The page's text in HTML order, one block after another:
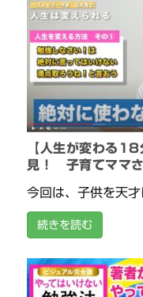
【人生が変わる
見！ 子育てママ
今回は、子供を天
続きを読む